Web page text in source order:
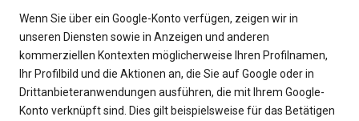
Wenn Sie über ein Google-Konto verfügen, zeigen wir in
unseren Diensten sowie in Anzeigen und anderen
kommerziellen Kontexten möglicherweise Ihren Profilnamen,
Ihr Profilbild und die Aktionen an, die Sie auf Google oder in
Drittanbieteranwendungen ausführen, die mit Ihrem Google-
Konto verknüpft sind. Dies gilt beispielsweise für das Betätigen